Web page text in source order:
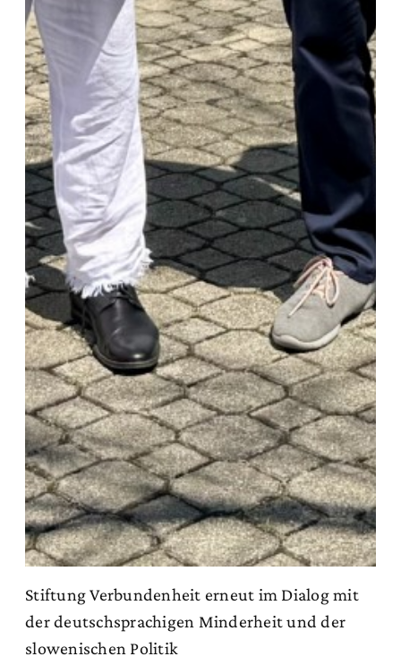
Stiftung Verbundenheit erneut im Dialog mit
der deutschsprachigen Minderheit und der
slowenischen Politik